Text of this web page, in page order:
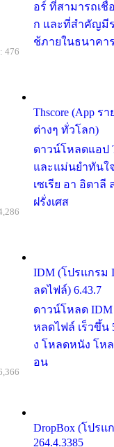
อร์ ที่สามารถเชื่
ก และที่สำคัญมี
ช้ภายในธนาคา
Thscore (App
ต่างๆ ทั่วโลก)
ดาวน์โหลดแอป
และแม่นยำทันใ
เซเรีย อา อิตาลี
ฝรั่งเศส
476
IDM (โปรแกรม
ลดไฟล์) 6.43.7
ดาวน์โหลด IDM
หลดไฟล์ เร็วขึ้น
ง โหลดหนัง โห
อน
DropBox (โปรแ
264.4.3385